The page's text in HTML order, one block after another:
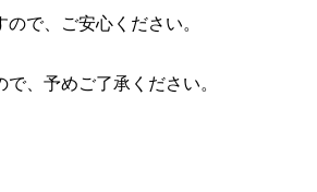
で、ご安心ください。
、予めご了承ください。